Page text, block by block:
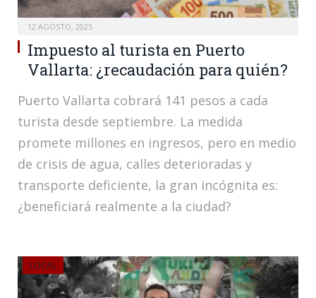
12 AGOSTO, 2025
Impuesto al turista en Puerto
Vallarta: ¿recaudación para quién?
Puerto Vallarta cobrará 141 pesos a cada
turista desde septiembre. La medida
promete millones en ingresos, pero en medio
de crisis de agua, calles deterioradas y
transporte deficiente, la gran incógnita es:
¿beneficiará realmente a la ciudad?
LOCAL